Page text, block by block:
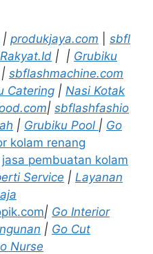
| produkjaya.com
sbfl
| | Grubiku
| sbflashmachine.com
Catering | Nasi Kotak
| sbflashfashio
| Grubiku Pool | Go
kolam renang
jasa pembuatan kolam
Service | Layanan
| Go Interior
| Go Cut
Nurse